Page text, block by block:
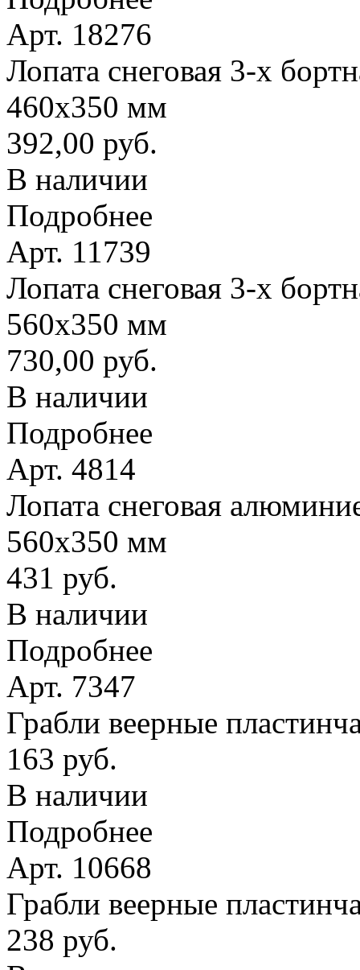
Арт. 18276
Лопата снеговая 3-х
460х350 мм
392,00 руб.
В наличии
Подробнее
Арт. 11739
Лопата снеговая 3-х
560х350 мм
730,00 руб.
В наличии
Подробнее
Арт. 4814
Лопата снеговая
560х350 мм
431 руб.
В наличии
Подробнее
Арт. 7347
Грабли веерные
163 руб.
В наличии
Подробнее
Арт. 10668
Грабли веерные
238 руб.